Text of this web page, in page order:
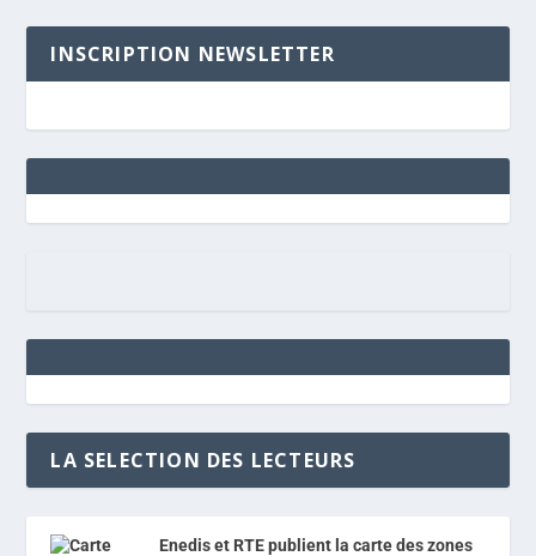
INSCRIPTION NEWSLETTER
LA SELECTION DES LECTEURS
Enedis et RTE publient la carte des zones